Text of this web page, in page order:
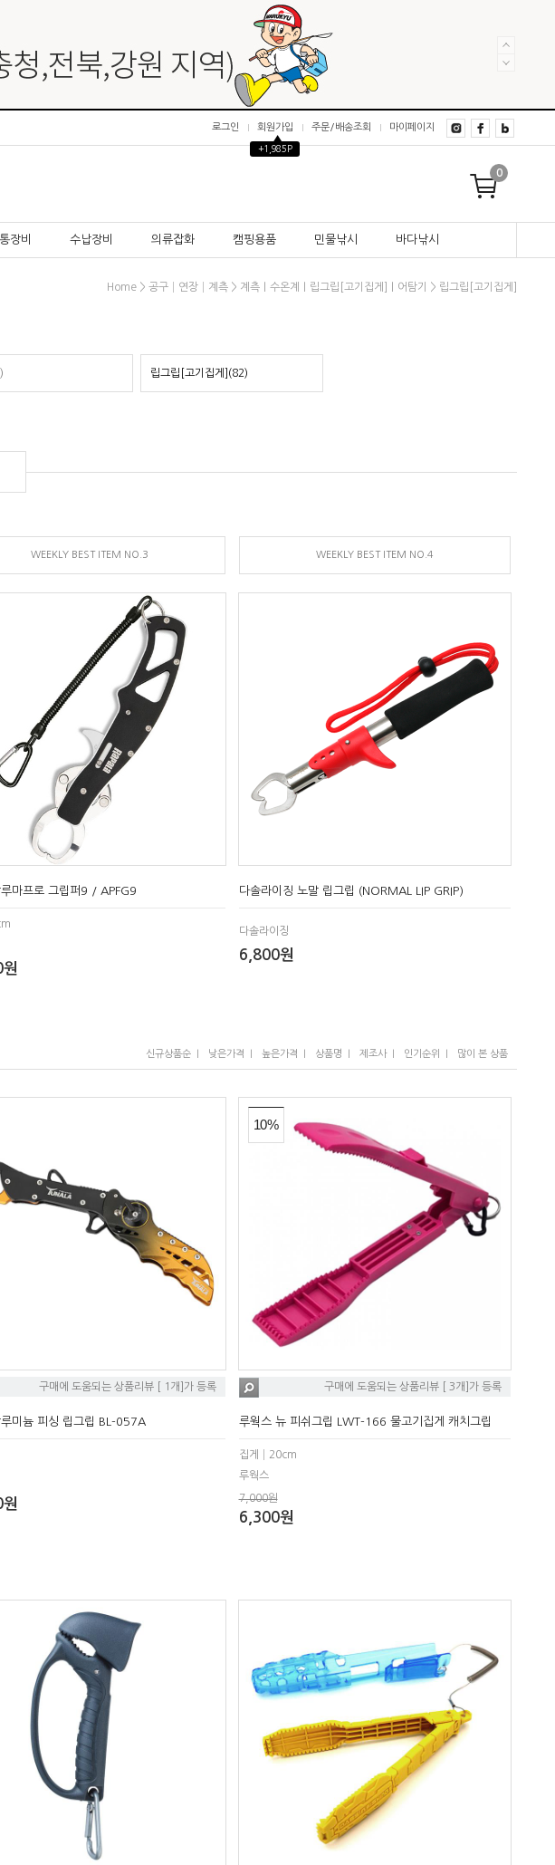
로그인 회원가입
▲
+1,985P
주문/배송조회 마이페이지
0
장비 수납장비 의류잡화 캠핑용품 민물낚시 바다낚시
Home > 공구│연장│계측 > 계측｜수온계｜립그립[고기집게]｜어탐기 > 립그립[고기집게]
립그립[고기집게](82)
WEEKLY BEST ITEM NO.3 WEEKLY BEST ITEM NO.4
마프로 그립퍼9 / APFG9 다솔라이징 노말 립그립 (NORMAL LIP GRIP)
다솔라이징
6,800원
신규상품순 낮은가격 높은가격 상품명 제조사I 인기순위 많이 본 상품
구매에 도움되는 상품리뷰 [ 1개]가 등록
미늄 피싱 립그립 BL-057A
10%
구매에 도움되는 상품리뷰 [ 3개]가 등록
루웍스 뉴 피쉬그립 LWT-166 물고기집게 캐치그립
집게│20cm
루웍스
7,000원
6,300원